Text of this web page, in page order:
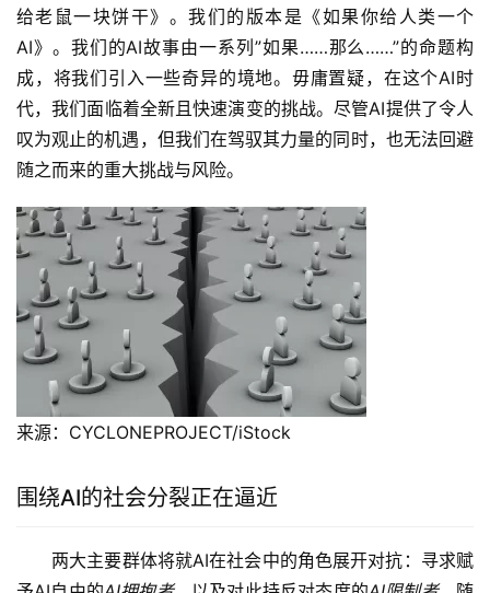
给老鼠一块饼干》。我们的版本是《如果你给人类一个
AI》。我们的AI故事由一系列”如果……那么……”的命题构
成，将我们引入一些奇异的境地。毋庸置疑，在这个AI时
代，我们面临着全新且快速演变的挑战。尽管AI提供了令人
叹为观止的机遇，但我们在驾驭其力量的同时，也无法回避
随之而来的重大挑战与风险。
来源：CYCLONEPROJECT/iStock
围绕AI的社会分裂正在逼近
两大主要群体将就AI在社会中的角色展开对抗：寻求赋